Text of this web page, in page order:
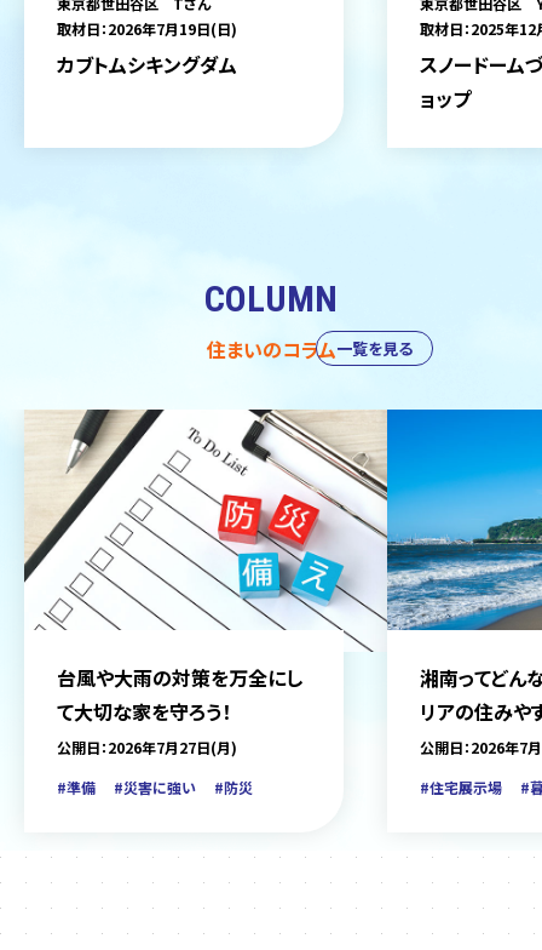
取材日：2026年7月19日(日)
カブトムシキングダム
取材日：2025年
スノードーム
ョップ
COLUMN
住まいのコラム
台風や大雨の対策を万全にし
て大切な家を守ろう！
公開日：2026年7月27日(月)
#準備
#災害に強い #防災
湘南ってどん
リアの住みや
をご紹介
公開日：2026年7
#住宅展示場
#
一覧を見る